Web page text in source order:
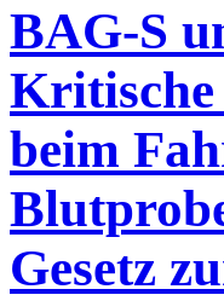
BAG-S
Kritische
beim
Gesetz